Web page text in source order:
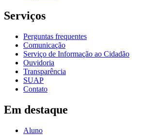
Serviços
Perguntas frequentes
Comunicação
Serviço de Informação ao Cidadão
Ouvidoria
Transparência
SUAP
Contato
Em destaque
Aluno